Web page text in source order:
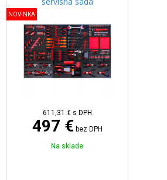
NOVINKA
611,31 € s DPH
497 € bez DPH
Na sklade